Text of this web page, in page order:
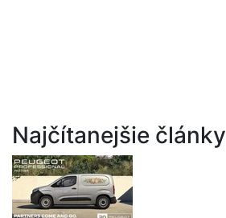
Najčítanejšie články